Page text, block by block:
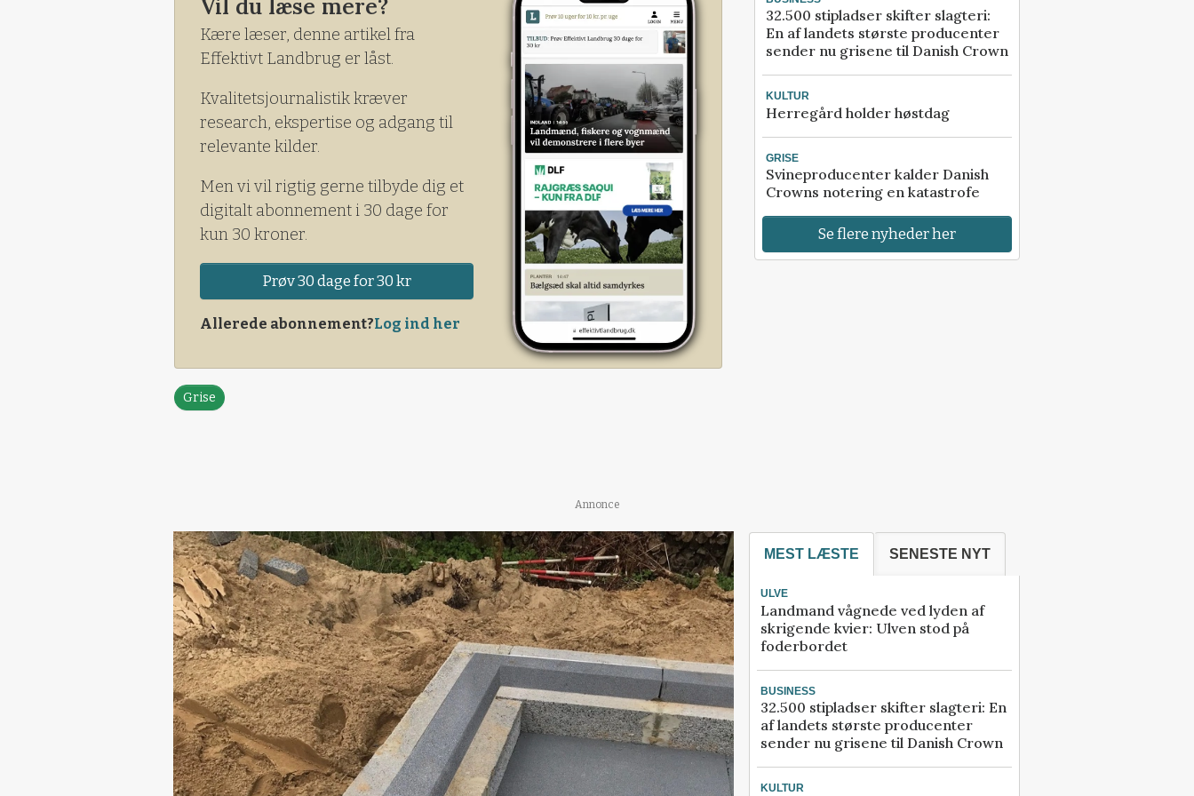
Vil du læse mere?
Kære læser, denne artikel fra
Effektivt Landbrug er låst.
Kvalitetsjournalistik kræver
research, ekspertise og adgang til
relevante kilder.
Men vi vil rigtig gerne tilbyde dig et
digitalt abonnement i 30 dage for
kun 30 kroner.
Prøv 30 dage for 30 kr
Allerede abonnement?Log ind her
Grise
32.500 stipladser skifter slagteri:
En af landets største producenter
sender nu grisene til Danish Crown
KULTUR
Herregård holder høstdag
GRISE
Svineproducenter kalder Danish
Crowns notering en katastrofe
Se flere nyheder her
Annonce
MEST LÆSTE SENESTE NYT
ULVE
Landmand vågnede ved lyden af
skrigende kvier: Ulven stod på
foderbordet
BUSINESS
32.500 stipladser skifter slagteri: En
af landets største producenter
sender nu grisene til Danish Crown
KULTUR